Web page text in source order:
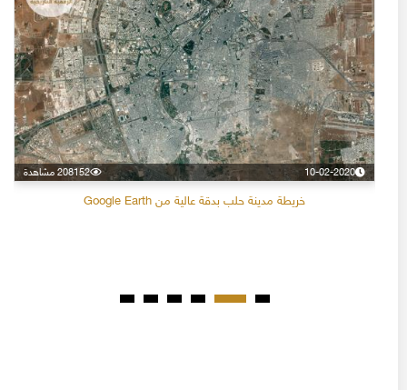
10-02-2020 208152 مشاهدة
خريطة مدينة حلب بدقة عالية من Google Earth